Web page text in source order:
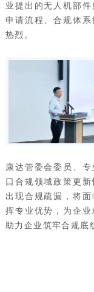
业提出的无人机部
申请流程、合规体
热烈。
康达管委会委员、
口合规领域政策更
出现合规疏漏，将
挥专业优势，为企
助力企业筑牢合规底